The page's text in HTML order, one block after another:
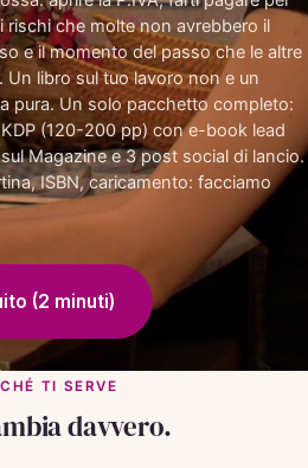
rischi che molte non avrebbero il
e il momento del passo che le altre
Un libro sul tuo lavoro non e un
pura. Un solo pacchetto completo:
(120-200 pp) con e-book lead
Magazine e 3 post social di lancio.
ISBN, caricamento: facciamo
(2 minuti)
TI SERVE
davvero.